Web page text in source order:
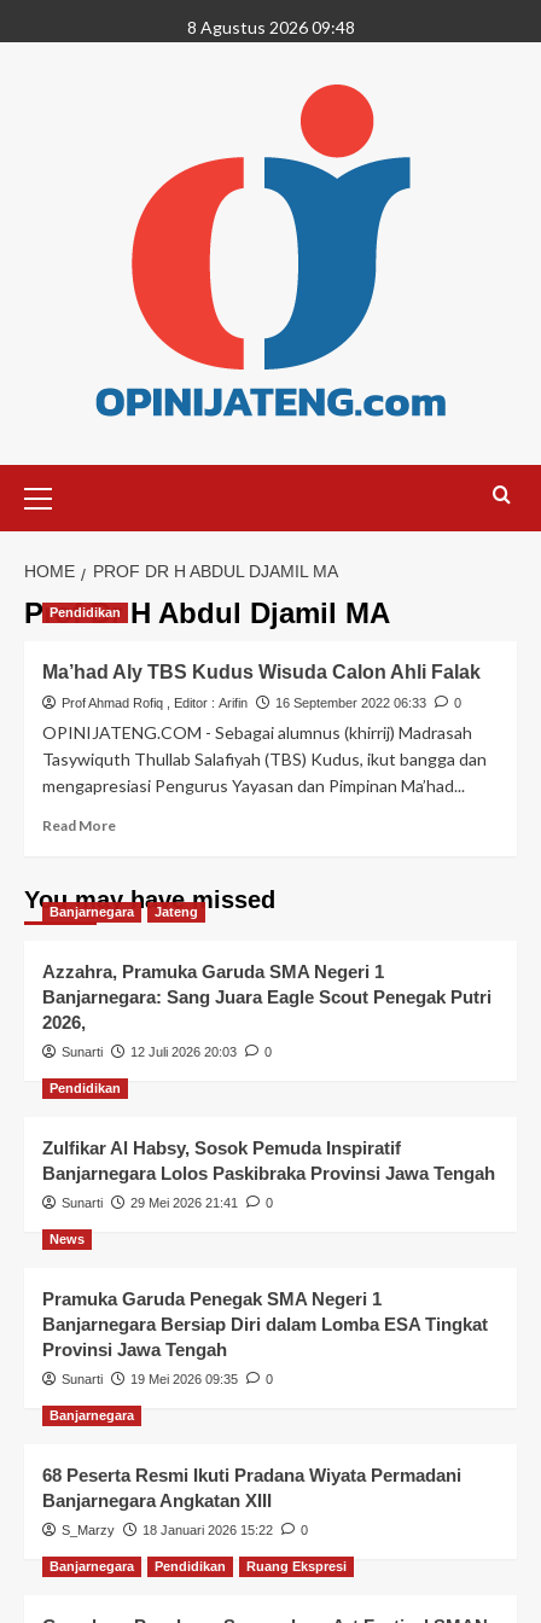
8 Agustus 2026 09:48
HOME PROF DR H ABDUL DJAMIL MA
Prof Dr H Abdul Djamil MA
Pendidikan
Ma’had Aly TBS Kudus Wisuda Calon Ahli Falak
Prof Ahmad Rofiq , Editor : Arifin 16 September 2022 06:33 0
OPINIJATENG.COM - Sebagai alumnus (khirrij) Madrasah
Tasywiquth Thullab Salafiyah (TBS) Kudus, ikut bangga dan
mengapresiasi Pengurus Yayasan dan Pimpinan Ma’had...
Read More
You may have missed
Banjarnegara Jateng
Azzahra, Pramuka Garuda SMA Negeri 1
Banjarnegara: Sang Juara Eagle Scout Penegak Putri
2026,
Sunarti 12 Juli 2026 20:03 0
Pendidikan
Zulfikar Al Habsy, Sosok Pemuda Inspiratif
Banjarnegara Lolos Paskibraka Provinsi Jawa Tengah
Sunarti 29 Mei 2026 21:41 0
News
Pramuka Garuda Penegak SMA Negeri 1
Banjarnegara Bersiap Diri dalam Lomba ESA Tingkat
Provinsi Jawa Tengah
Sunarti 19 Mei 2026 09:35 0
Banjarnegara
68 Peserta Resmi Ikuti Pradana Wiyata Permadani
Banjarnegara Angkatan XIII
S_Marzy 18 Januari 2026 15:22 0
Banjarnegara Pendidikan Ruang Ekspresi